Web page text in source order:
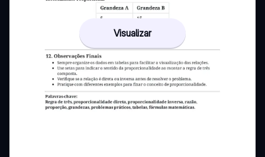
Visualizar